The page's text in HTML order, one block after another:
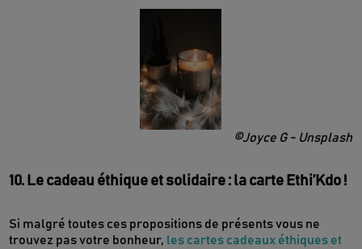
©Joyce G - Unsplash
10. Le cadeau éthique et solidaire : la carte Ethi’Kdo !
Si malgré toutes ces propositions de présents vous ne
trouvez pas votre bonheur, les cartes cadeaux éthiques et